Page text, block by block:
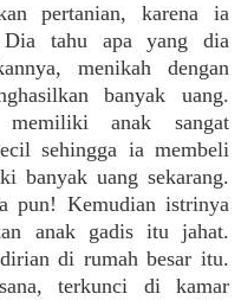
pertanian, karena ia
tahu apa yang dia
menikah dengan
banyak uang.
anak sangat
sehingga ia membeli
banyak uang sekarang.
pun! Kemudian istrinya
anak gadis itu jahat.
di rumah besar itu.
terkunci di kamar